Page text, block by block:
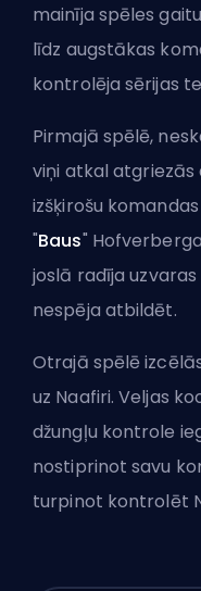
mainīja spēles
līdz augstākas
kontrolēja sērijas
Pirmajā spēlē,
viņi atkal
izšķirošu
"Baus"
joslā radīja
nespēja atbildēt.
Otrajā spēlē
uz Naafiri. Veljas
džungļu kontrole
nostiprinot savu
turpinot kontrolēt